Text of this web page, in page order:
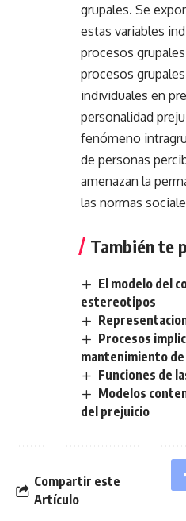
grupales. Se
estas variables
procesos
procesos
individuales en
personalidad
fenómeno
de personas
amenazan la
las normas
También te
El modelo del
estereotipos
Procesos
mantenimiento
Funciones de
Modelos
del prejuicio
Compartir este
Artículo